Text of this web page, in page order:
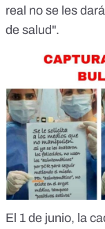
real no se les
de salud".
El 1 de junio, la